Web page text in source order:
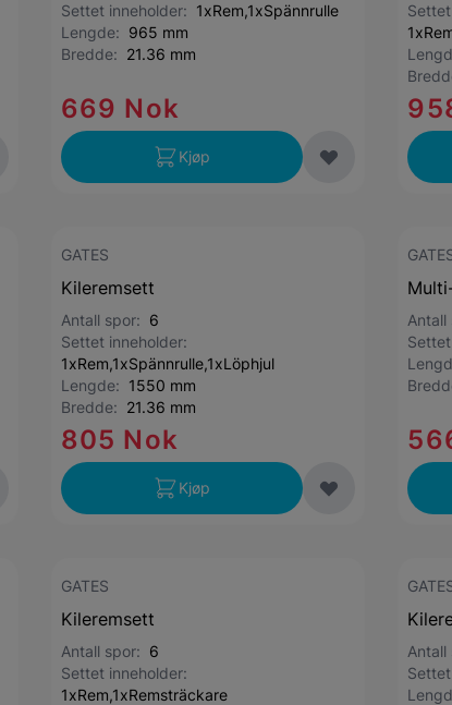
Settet inneholder: 1xRem,1xSpännrulle
Lengde: 965 mm
Bredde: 21.36 mm
669 Nok
Kjøp
GATES
Kileremsett
Antall spor: 6
Settet inneholder:
1xRem,1xSpännrulle,1xLöphjul
Lengde: 1550 mm
Bredde: 21.36 mm
805 Nok
Kjøp
Antall
GATES
Kileremsett
Antall spor: 6
Settet inneholder:
1xRem,1xRemsträckare
Antall